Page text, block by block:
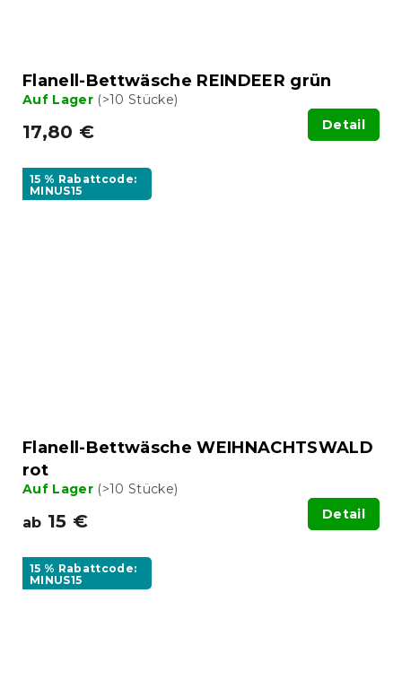
Flanell-Bettwäsche REINDEER grün
Auf Lager (>10 Stücke)
17,80 € Detail
15 % Rabattcode:
MINUS15
Flanell-Bettwäsche WEIHNACHTSWALD
rot
Auf Lager (>10 Stücke)
ab 15 € Detail
15 % Rabattcode:
MINUS15